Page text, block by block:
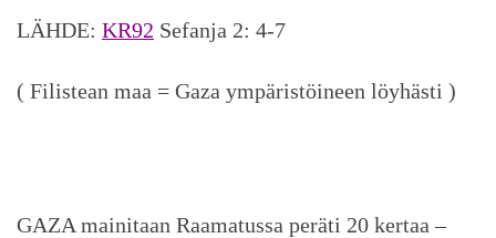
LÄHDE: KR92 Sefanja 2: 4-7
( Filistean maa = Gaza ympäristöineen löyhästi )
GAZA mainitaan Raamatussa peräti 20 kertaa –